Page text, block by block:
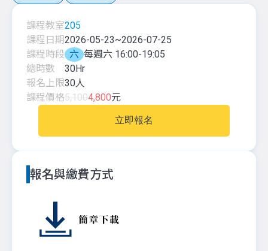
課程教室205
課程日期2026-05-23~2026-07-25
課程時段 六 每週六 16:00-19:05
總時數
30Hr
報名上限30人
課程價格5,1004,800元
立即報名
報名與繳費方式